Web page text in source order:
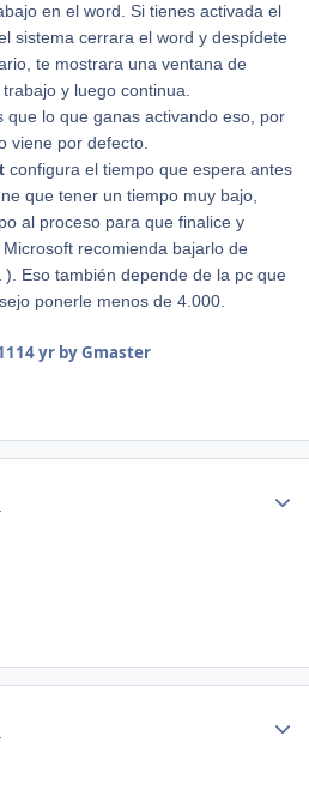
en el word. Si tienes activada el
sistema cerrara el word y despídete
te mostrara una ventana de
y luego continua.
que lo que ganas activando eso, por
viene por defecto.
configura el tiempo que espera antes
que tener un tiempo muy bajo,
al proceso para que finalice y
recomienda bajarlo de
). Eso también depende de la pc que
ponerle menos de 4.000.
14 yrby Gmaster